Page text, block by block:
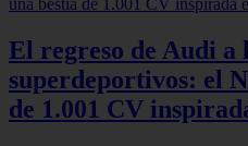
El regreso de Audi a
superdeportivos: el
de 1.001 CV